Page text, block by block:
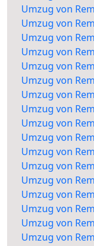
Umzug von
Umzug von
Umzug von
Umzug von
Umzug von
Umzug von
Umzug von
Umzug von
Umzug von
Umzug von
Umzug von
Umzug von
Umzug von
Umzug von
Umzug von
Umzug von
Umzug von